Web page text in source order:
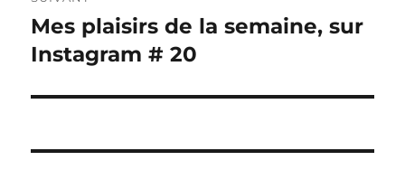
Publication
suivante :
Mes plaisirs de la semaine, sur
Instagram # 20